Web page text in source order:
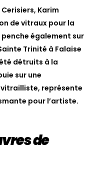
Karim
de vitraux pour la
penche également sur
Trinité à Falaise
détruits à la
sur une
représente
pour l’artiste.
de